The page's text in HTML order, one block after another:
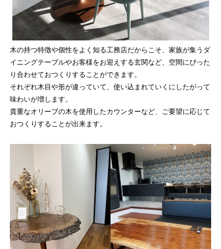
木の持つ特徴や個性をよく知る工務店だからこそ、家族が集うダ
イニングテーブルやお客様をお迎えする玄関など、空間にぴった
り合わせておつくりすることができます。
それぞれ木目や形が違っていて、使い込まれていくにしたがって
味わいが増します。
貴重なオリーブの木を使用したカウンターなど、ご要望に応じて
おつくりすることが出来ます。